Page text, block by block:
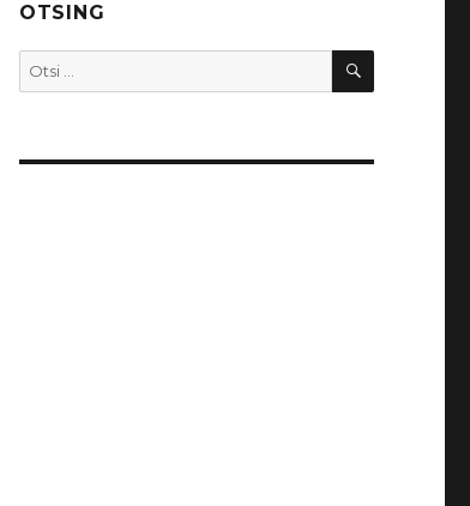
OTSING
Otsi: OTSI